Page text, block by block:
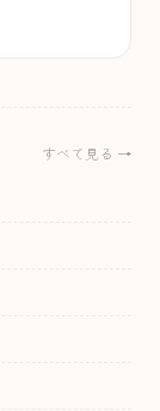
すべて見る →